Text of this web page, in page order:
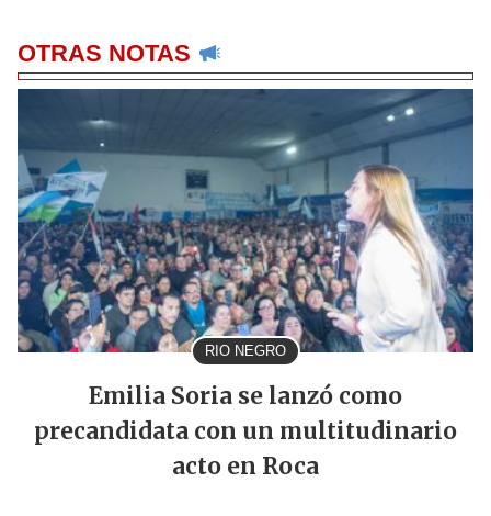
OTRAS NOTAS
RIO NEGRO
Emilia Soria se lanzó como
precandidata con un multitudinario
acto en Roca